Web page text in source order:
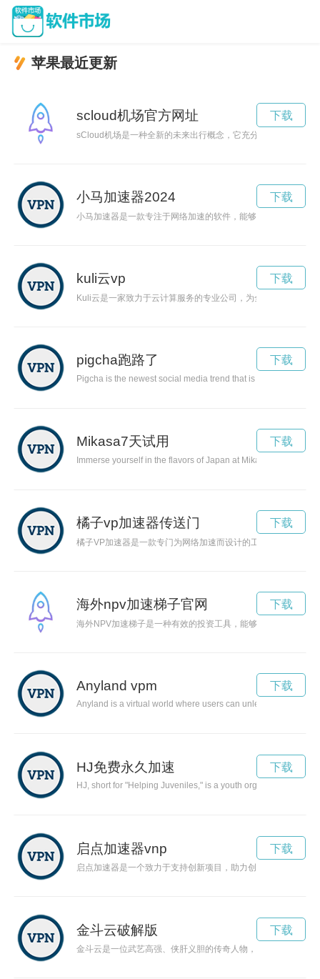
苹果最近更新
scloud机场官方网址
sCloud机场是一种全新的未来出行概念，它充分利用科技创新
下载
小马加速器2024
小马加速器是一款专注于网络加速的软件，能够让用户流畅地享
下载
kuli云vp
Kuli云是一家致力于云计算服务的专业公司，为全球客户提供
下载
pigcha跑路了
Pigcha is the newest social media trend that is taking the
下载
Mikasa7天试用
Immerse yourself in the flavors of Japan at Mikasa, where
下载
橘子vp加速器传送门
橘子VP加速器是一款专门为网络加速而设计的工具，在保证高
下载
海外npv加速梯子官网
海外NPV加速梯子是一种有效的投资工具，能够帮助投资者更
下载
Anyland vpm
Anyland is a virtual world where users can unleash their
下载
HJ免费永久加速
HJ, short for "Helping Juveniles," is a youth organization
下载
启点加速器vnp
启点加速器是一个致力于支持创新项目，助力创业者实现梦想
下载
金斗云破解版
金斗云是一位武艺高强、侠肝义胆的传奇人物，以其仁义之心
下载